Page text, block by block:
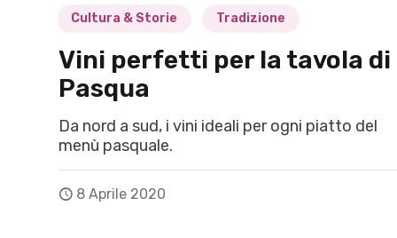
Cultura & Storie Tradizione
Vini perfetti per la tavola di
Pasqua
Da nord a sud, i vini ideali per ogni piatto del
menù pasquale.
8 Aprile 2020